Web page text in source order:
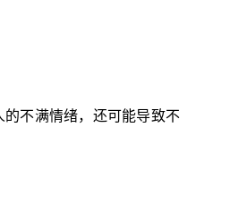
不满情绪，还可能导致不